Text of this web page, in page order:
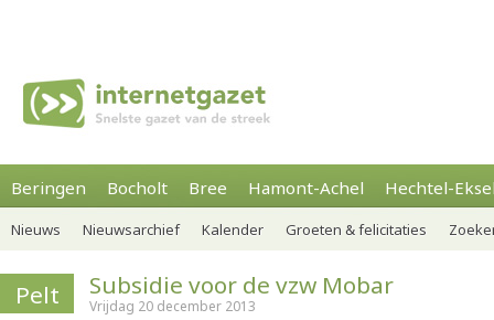
Beringen Bocholt Bree Hamont-Achel Hechtel-
Nieuws Nieuwsarchief Kalender Groeten & felicitaties
Pelt Subsidie voor de vzw Mobar
Vrijdag 20 december 2013